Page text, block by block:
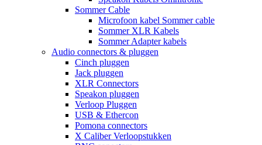
Sommer Cable
Microfoon kabel Sommer cable
Sommer XLR Kabels
Sommer Adapter kabels
Audio connectors & pluggen
Cinch pluggen
Jack pluggen
XLR Connectors
Speakon pluggen
Verloop Pluggen
USB & Ethercon
Pomona connectors
X Caliber Verloopstukken